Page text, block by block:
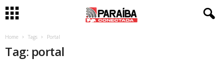
Home Tags Portal
Tag: portal